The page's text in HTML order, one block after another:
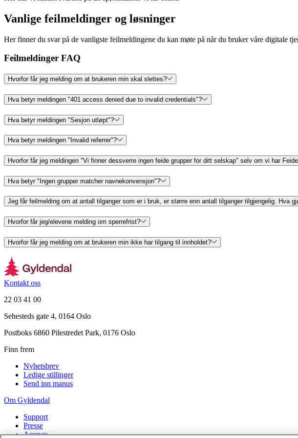
Vanlige feilmeldinger og løsninger
Her finner du svar på de vanligste feilmeldingene du kan møte på når du bruker våre digitale
Feilmeldinger FAQ
Hvorfor får jeg melding om at brukeren min skal slettes?
Hva betyr meldingen "401 access denied due to invalid credentials"?
Hva betyr meldingen "Sesjon utløpt"?
Hva betyr meldingen "Invalid referrer"?
Hvorfor får jeg meldingen "Vi finner dessverre ingen feide grupper for ditt selskap" selv om vi har
Hva betyr "Ingen grupper matcher navnekonvensjon"?
Jeg får feilmelding om at antall tilganger som er i bruk, er større enn antall tilganger tilgjengelig. Hva
Hvorfor får jeg/elevene melding om sperrefrist?
Hvorfor får jeg melding om at brukeren min ikke har tilgang til innholdet?
Kontakt oss
22 03 41 00
Sehesteds gate 4, 0164 Oslo
Postboks 6860 Pilestredet Park, 0176 Oslo
Finn frem
Nyhetsbrev
Ledige stillinger
Send inn manus
Om Gyldendal
Support
Presse
Agency